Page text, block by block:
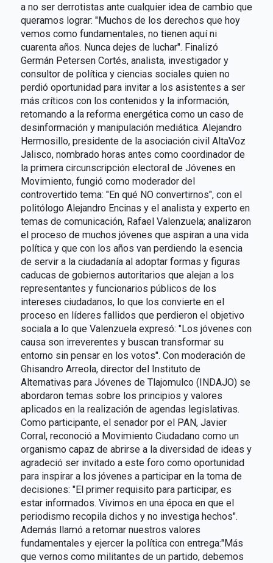
a no ser derrotistas ante cualquier idea de cambio que
queramos lograr: "Muchos de los derechos que hoy
vemos como fundamentales, no tienen aquí ni
cuarenta años. Nunca dejes de luchar". Finalizó
Germán Petersen Cortés, analista, investigador y
consultor de política y ciencias sociales quien no
perdió oportunidad para invitar a los asistentes a ser
más críticos con los contenidos y la información,
retomando a la reforma energética como un caso de
desinformación y manipulación mediática. Alejandro
Hermosillo, presidente de la asociación civil AltaVoz
Jalisco, nombrado horas antes como coordinador de
la primera circunscripción electoral de Jóvenes en
Movimiento, fungió como moderador del
controvertido tema: "En qué NO convertirnos", con el
politólogo Alejandro Encinas y el analista y experto en
temas de comunicación, Rafael Valenzuela; analizaron
el proceso de muchos jóvenes que aspiran a una vida
política y que con los años van perdiendo la esencia
de servir a la ciudadanía al adoptar formas y figuras
caducas de gobiernos autoritarios que alejan a los
representantes y funcionarios públicos de los
intereses ciudadanos, lo que los convierte en el
proceso en líderes fallidos que perdieron el objetivo
sociala a lo que Valenzuela expresó: "Los jóvenes con
causa son irreverentes y buscan transformar su
entorno sin pensar en los votos". Con moderación de
Ghisandro Arreola, director del Instituto de
Alternativas para Jóvenes de Tlajomulco (INDAJO) se
abordaron temas sobre los principios y valores
aplicados en la realización de agendas legislativas.
Como participante, el senador por el PAN, Javier
Corral, reconoció a Movimiento Ciudadano como un
organismo capaz de abrirse a la diversidad de ideas y
agradeció ser invitado a este foro como oportunidad
para inspirar a los jóvenes a participar en la toma de
decisiones: "El primer requisito para participar, es
estar informados. Vivimos en una época en que el
periodismo recopila dichos y no investiga hechos".
Además llamó a retomar nuestros valores
fundamentales y ejercer la política con entrega:"Más
que vernos como militantes de un partido, debemos